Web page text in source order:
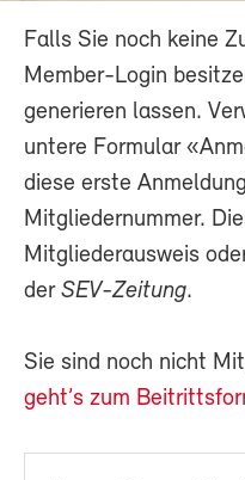
Falls Sie noch keine
Member-Login
generieren lassen.
untere Formular
diese erste
Mitgliedernummer.
Mitgliederausweis
der SEV-Zeitung.
Sie sind noch nicht
geht’s zum